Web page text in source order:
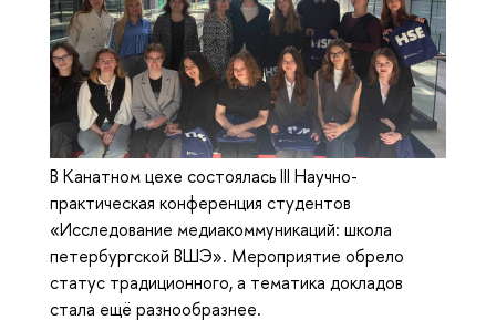
В Канатном цехе состоялась III Научно-
практическая конференция студентов
«Исследование медиакоммуникаций: школа
петербургской ВШЭ». Мероприятие обрело
статус традиционного, а тематика докладов
стала ещё разнообразнее.